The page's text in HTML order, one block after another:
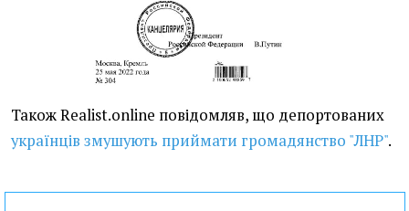
Також Realist.online повідомляв, що депортованих
українців змушують приймати громадянство "ЛНР".